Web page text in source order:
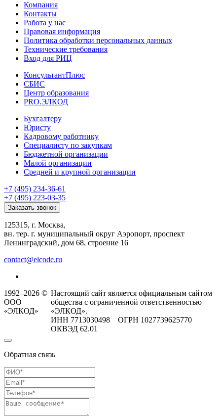
Компания
Контакты
Работа у нас
Правовая информация
Политика обработки персональных данных
Технические требования
Вход для РИЦ
КонсультантПлюс
СБИС
Центр образования
PRO.ЭЛКОД
Бухгалтеру
Юристу
Кадровому работнику
Специалисту по закупкам
Бюджетной организации
Малой организации
Средней и крупной организации
+7 (495) 234-36-61
+7 (495) 223-03-35
Заказать звонок
125315, г. Москва,
вн. тер. г. муниципальный округ Аэропорт, проспект
Ленинградский, дом 68, строение 16
contact@elcode.ru
1992–2026 ©
ООО
«ЭЛКОД»
Настоящий сайт является официальным сайтом
общества с ограниченной ответственностью
«ЭЛКОД».
ИНН 7713030498 ОГРН 1027739625770
ОКВЭД 62.01
Обратная связь